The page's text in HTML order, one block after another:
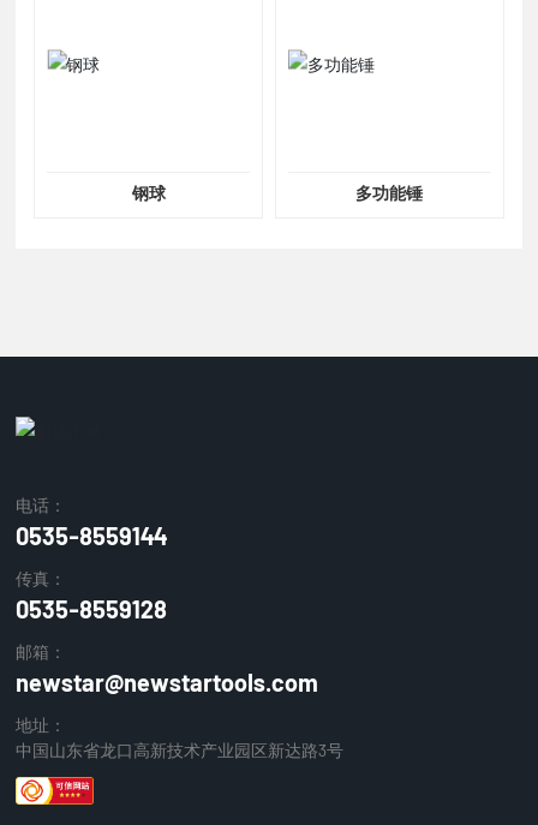
钢球 多功能锤
电话：
0535-8559144
传真：
0535-8559128
邮箱：
newstar@newstartools.com
地址：
中国山东省龙口高新技术产业园区新达路3号